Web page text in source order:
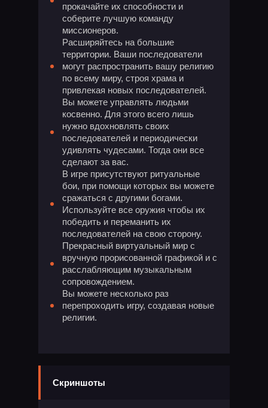
прокачайте их способности и
соберите лучшую команду
миссионеров.
Расширяйтесь на большие
территории. Ваши последователи
могут распространить вашу религию
по всему миру, строя храма и
привлекая новых последователей.
Вы можете управлять людьми
косвенно. Для этого всего лишь
нужно вдохновлять своих
последователей и периодически
удивлять чудесами. Тогда они все
сделают за вас.
В игре присутствуют ритуальные
бои, при помощи которых вы можете
сражаться с другими богами.
Используйте все оружия чтобы их
победить и переманить их
последователей на свою сторону.
Прекрасный виртуальный мир с
вручную прорисованной графикой и с
расслабляющим музыкальным
сопровождением.
Вы можете несколько раз
перепроходить игру, создавая новые
религии.
Скриншоты